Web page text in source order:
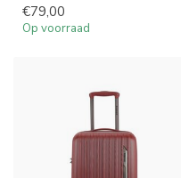
€79,00
Op voorraad